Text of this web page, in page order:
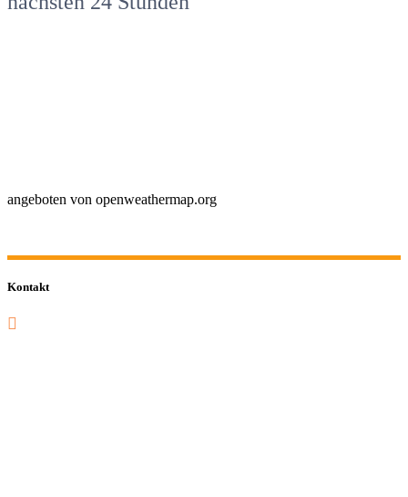
angeboten von openweathermap.org
Kontakt